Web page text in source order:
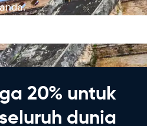
20% untuk
dunia